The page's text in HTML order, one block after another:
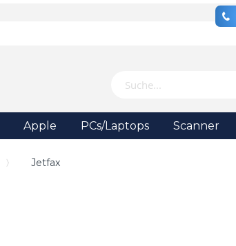
Apple PCs/Laptops Scanner
Jetfax